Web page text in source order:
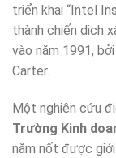
triển khai “Intel
thành chiến dịch
vào năm 1991,
Carter.
Một nghiên cứu
Trường Kinh
năm nốt được